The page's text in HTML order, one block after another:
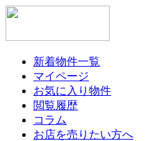
新着物件一覧
マイページ
お気に入り物件
閲覧履歴
コラム
お店を売りたい方へ